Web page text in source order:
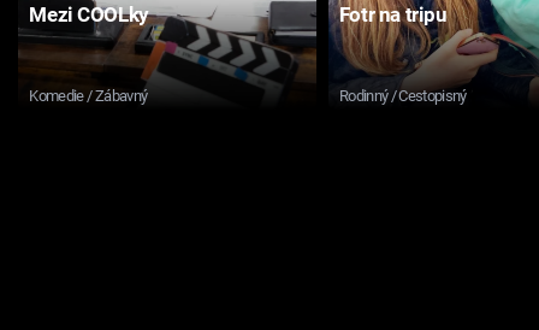
Mezi COOLky
Komedie / Zábavný
Fotr na tripu
Rodinný / Cestopisný